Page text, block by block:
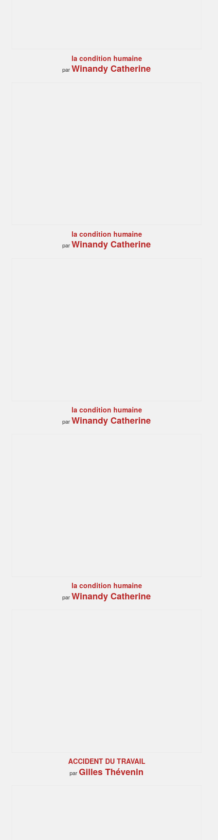
la condition humaine
parWinandy Catherine
la condition humaine
parWinandy Catherine
la condition humaine
parWinandy Catherine
la condition humaine
parWinandy Catherine
ACCIDENT DU TRAVAIL
parGilles Thévenin